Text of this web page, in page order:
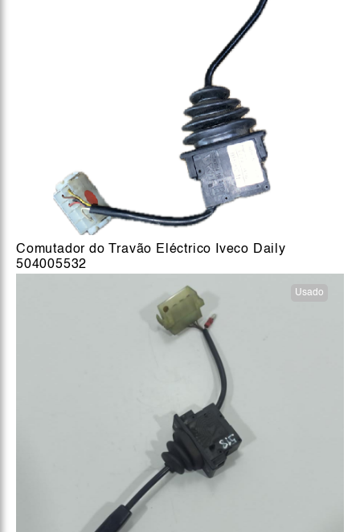
Comutador do Travão Eléctrico Iveco Daily
504005532
Usado